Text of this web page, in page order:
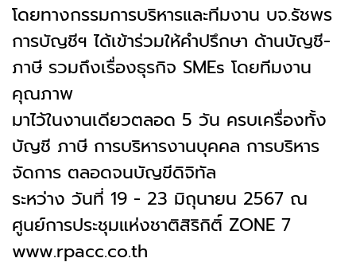
โดยทางกรรมการบริหารและทีมงาน บจ.รัชพร
การบัญชีฯ ได้เข้าร่วมให้คำปรึกษา ด้านบัญชี-
ภาษี รวมถึงเรื่องธุรกิจ SMEs โดยทีมงาน
คุณภาพ
มาไว้ในงานเดียวตลอด 5 วัน ครบเครื่องทั้ง
บัญชี ภาษี การบริหารงานบุคคล การบริหาร
จัดการ ตลอดจนบัญขีดิจิทัล
ระหว่าง วันที่ 19 - 23 มิถุนายน 2567 ณ
ศูนย์การประชุมแห่งชาติสิริกิติ์ ZONE 7
www.rpacc.co.th